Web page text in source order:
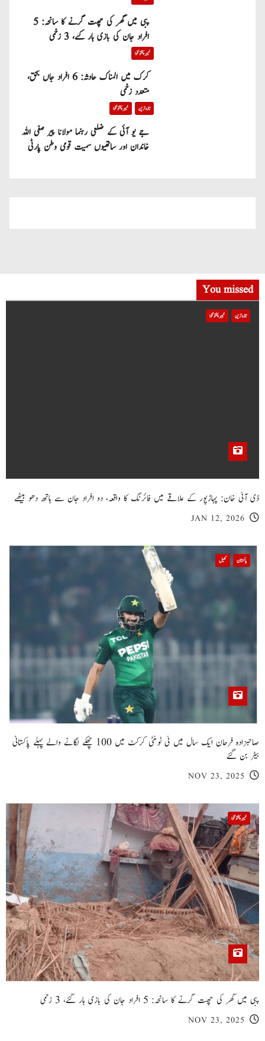
پبی میں گھر کی چھت گرنے کا سانحہ: 5
افراد جان کی بازی ہار گئے، 3 زخمی
خیبر پختونخوا
کرک میں المناک حادثہ: 6 افراد جاں بحق،
متعدد زخمی
تازہ ترین خیبر پختونخوا
جے یو آئی کے ضلعی رہنما مولانا پیر صفی اللہ
خاندان اور ساتھیوں سمیت قومی وطن پارٹی
You missed
تازہ ترین خیبر پختونخوا
ڈی آئی خان: پہاڑپور کے علاقے میں فائرنگ کا واقعہ، دو افراد جان سے ہاتھ دھو بیٹھے
JAN 12, 2026
پاکستان کھیل
صاحبزادہ فرحان ایک سال میں ٹی ٹوئنٹی کرکٹ میں 100 چھکے لگانے والے پہلے پاکستانی
بیٹر بن گئے
NOV 23, 2025
خیبر پختونخوا
پبی میں گھر کی چھت گرنے کا سانحہ: 5 افراد جان کی بازی ہار گئے، 3 زخمی
NOV 23, 2025